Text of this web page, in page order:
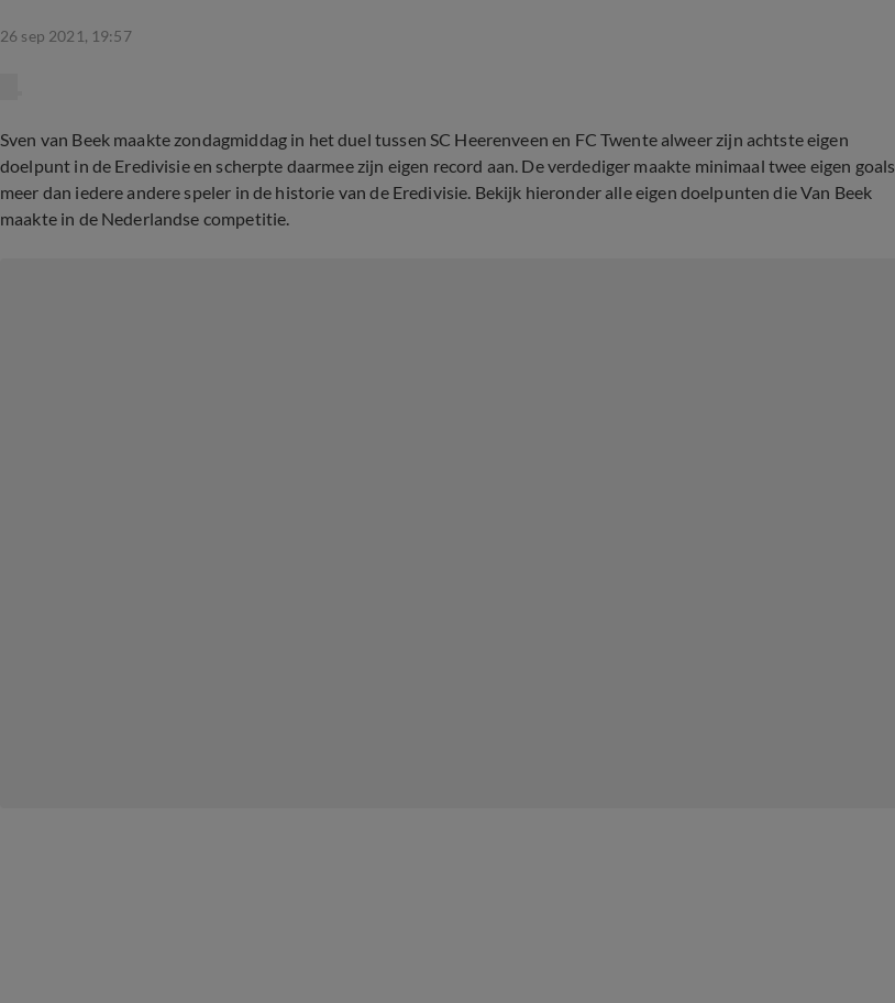
26 sep 2021, 19:57
Sven van Beek maakte zondagmiddag in het duel tussen SC Heerenveen en FC Twente alweer zijn achtste eigen
doelpunt in de Eredivisie en scherpte daarmee zijn eigen record aan. De verdediger maakte minimaal twee eigen goals
meer dan iedere andere speler in de historie van de Eredivisie. Bekijk hieronder alle eigen doelpunten die Van Beek
maakte in de Nederlandse competitie.